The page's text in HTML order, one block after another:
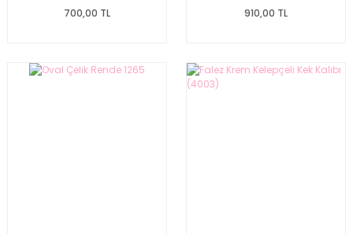
700,00 TL 910,00 TL